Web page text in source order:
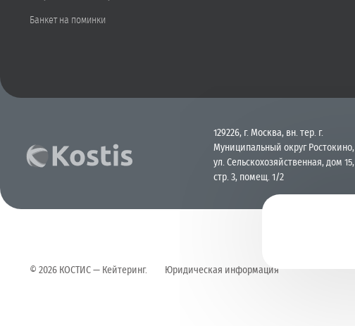
Банкет на поминки
129226, г. Москва, вн. тер. г.
Муниципальный округ Ростокино,
ул. Сельскохозяйственная, дом 15,
стр. 3, помещ. 1/2
© 2026 КОСТИС — Кейтеринг. Юридическая информация